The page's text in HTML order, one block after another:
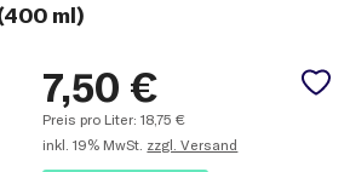
ml)
7,50 €
Preis pro Liter:18,75 €
inkl. 19% MwSt. zzgl. Versand